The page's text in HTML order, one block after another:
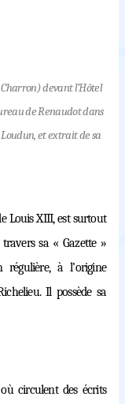
devant l’Hôtel
de Renaudot dans
et extrait de sa
Louis XIII, est surtout
sa « Gazette »
à l’origine
Il possède sa
circulent des écrits